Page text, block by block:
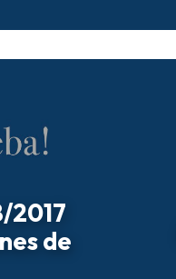
2017
de